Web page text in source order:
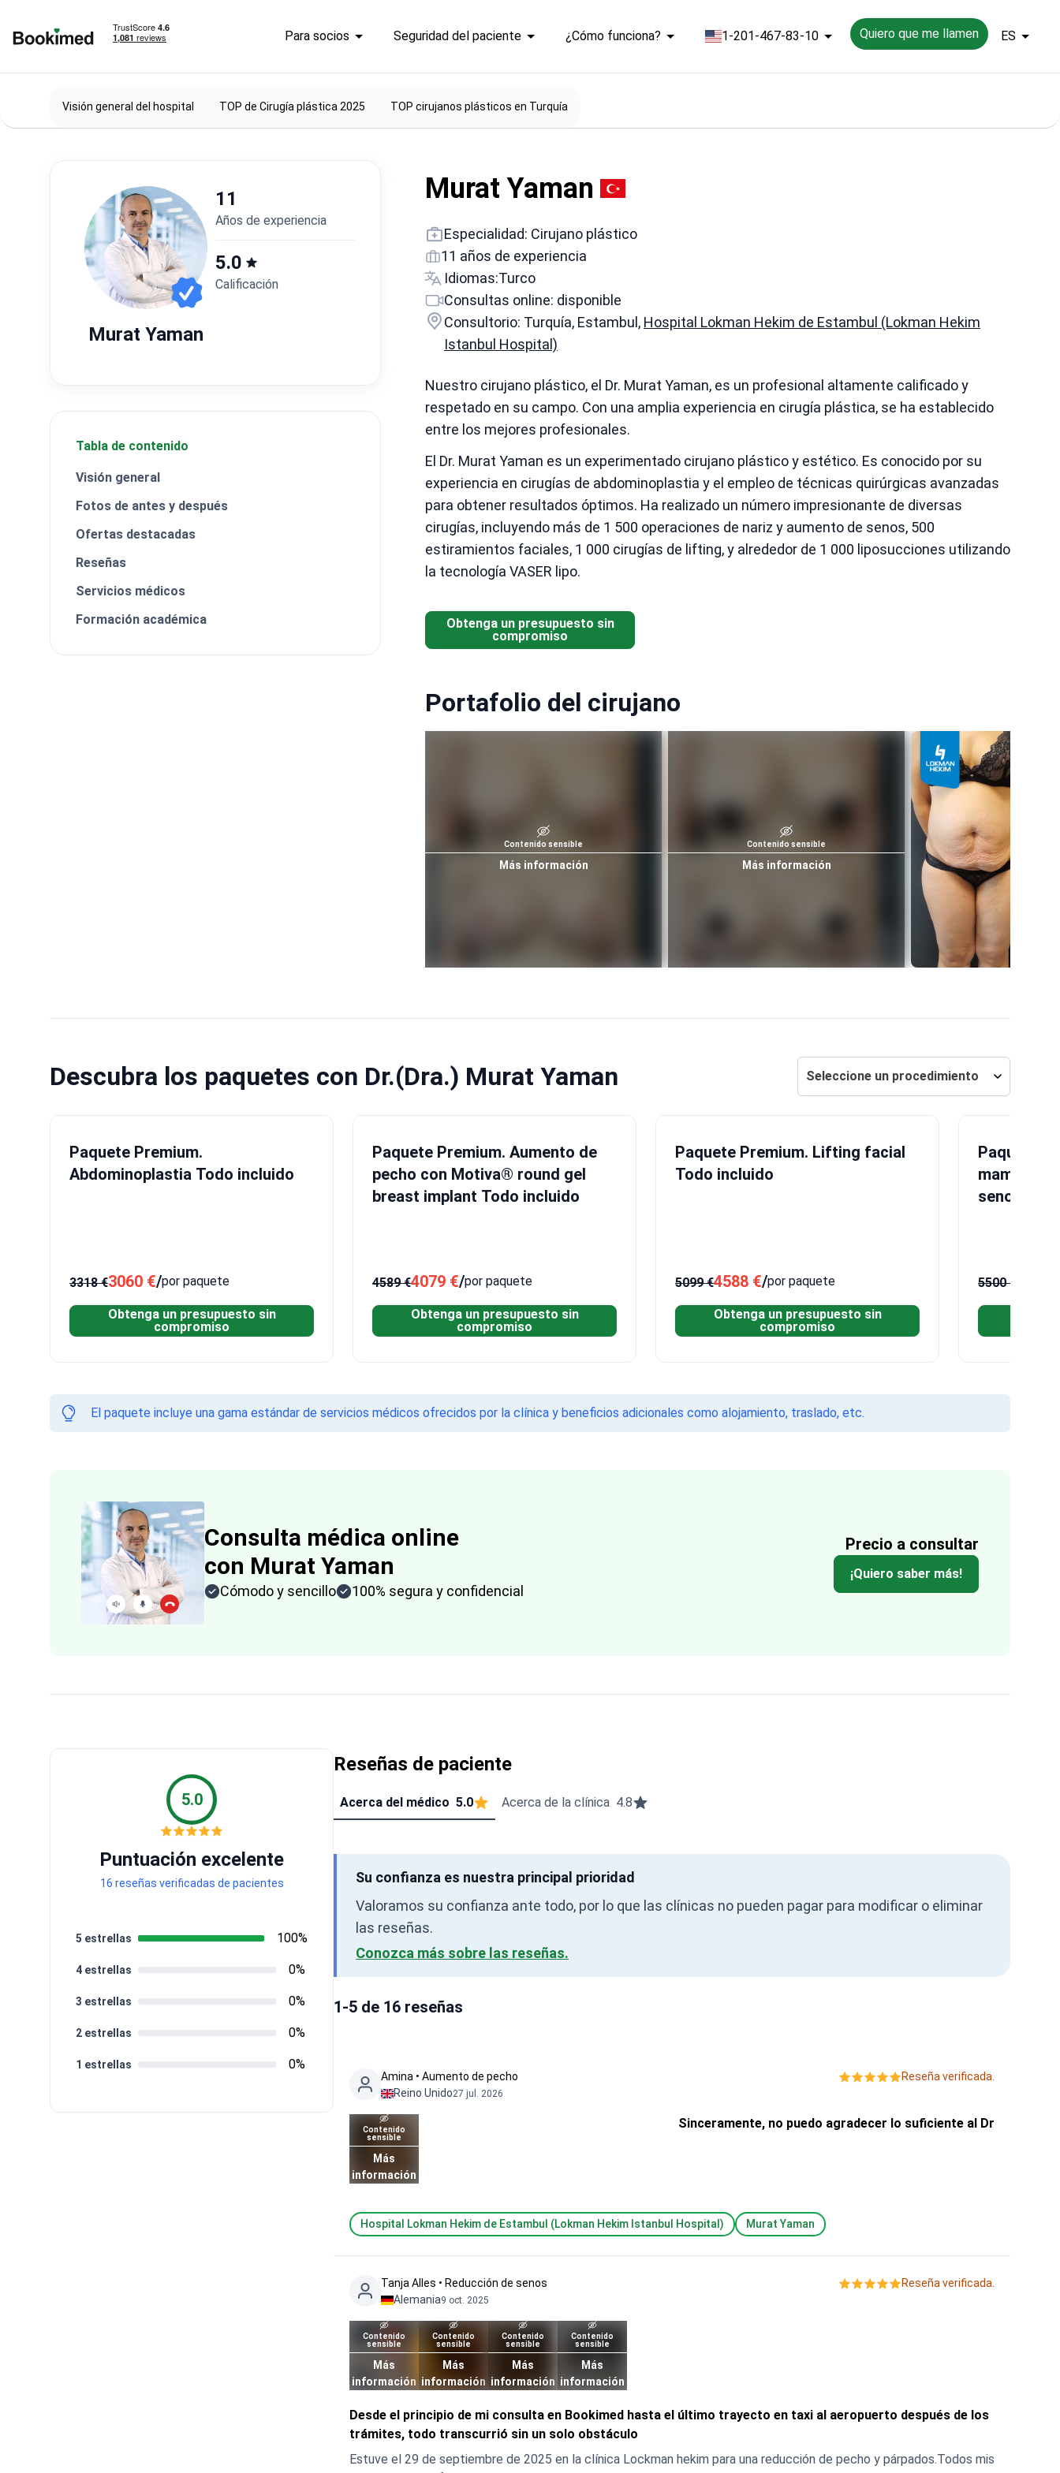
Para socios Seguridad del paciente ¿Cómo funciona? 1-201-467-83-10 Quiero que me llamen ES
Visión general del hospital TOP de Cirugía plástica 2025 ТОP cirujanos plásticos en Turquía
Murat Yaman
11
años de experiencia
5.0
Calificación
Tabla de contenido
Visión general
Fotos de antes y después
Ofertas destacadas
Reseñas
Servicios médicos
Formación académica
Murat Yaman
Especialidad: Cirujano plástico
11 años de experiencia
Idiomas:Turco
Consultas online: disponible
Consultorio: Turquía, Estambul, Hospital Lokman Hekim de Estambul (Lokman Hekim
Istanbul Hospital)
Nuestro cirujano plástico, el Dr. Murat Yaman, es un profesional altamente calificado y
respetado en su campo. Con una amplia experiencia en cirugía plástica, se ha establecido
entre los mejores profesionales.
El Dr. Murat Yaman es un experimentado cirujano plástico y estético. Es conocido por su
experiencia en cirugías de abdominoplastia y el empleo de técnicas quirúrgicas avanzadas
para obtener resultados óptimos. Ha realizado un número impresionante de diversas
cirugías, incluyendo más de 1 500 operaciones de nariz y aumento de senos, 500
estiramientos faciales, 1 000 cirugías de lifting, y alrededor de 1 000 liposucciones utilizando
la tecnología VASER lipo.
Obtenga un presupuesto sin
compromiso
Portafolio del cirujano
Contenido sensible
Más información
Contenido sensible
Más información
Descubra los paquetes con Dr.(Dra.) Murat Yaman Seleccione un procedimiento
Paquete Premium.
Abdominoplastia Todo incluido
3318 €3060 €/por paquete
Obtenga un presupuesto sin
compromiso
Paquete Premium. Aumento de
pecho con Motiva® round gel
breast implant Todo incluido
4589 €4079 €/por paquete
Obtenga un presupuesto sin
compromiso
Paquete Premium. Lifting facial
Todo incluido
5099 €4588 €/por paquete
Obtenga un presupuesto sin
compromiso
Paquete
mamarios
senos
5500 €
El paquete incluye una gama estándar de servicios médicos ofrecidos por la clínica y beneficios adicionales como alojamiento, traslado, etc.
Consulta médica online
con Murat Yaman
Cómodo y sencillo 100% segura y confidencial
Precio a consultar
¡Quiero saber más!
5.0
Puntuación excelente
16 reseñas verificadas de pacientes
1 estrellas 0%
2 estrellas 0%
3 estrellas 0%
4 estrellas 0%
5 estrellas 100%
Reseñas de paciente
Acerca del médico 5.0 Acerca de la clínica 4.8
Su confianza es nuestra principal prioridad
Valoramos su confianza ante todo, por lo que las clínicas no pueden pagar para modificar o eliminar
las reseñas.
Conozca más sobre las reseñas.
1-5 de 16 reseñas
Amina • Aumento de pecho
Reino Unido27 jul. 2026
Reseña verificada.
Contenido
sensible
Más
información
Sinceramente, no puedo agradecer lo suficiente al Dr
Hospital Lokman Hekim de Estambul (Lokman Hekim Istanbul Hospital) Murat Yaman
Tanja Alles • Reducción de senos
Alemania9 oct. 2025
Reseña verificada.
Contenido
sensible
Más
información
Contenido
sensible
Más
información
Contenido
sensible
Más
información
Contenido
sensible
Más
información
Desde el principio de mi consulta en Bookimed hasta el último trayecto en taxi al aeropuerto después de los
trámites, todo transcurrió sin un solo obstáculo
Estuve el 29 de septiembre de 2025 en la clínica Lockman hekim para una reducción de pecho y párpados.Todos mis